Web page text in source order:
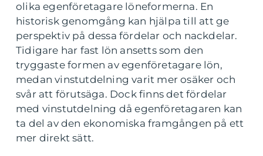
olika egenföretagare löneformerna. En
historisk genomgång kan hjälpa till att ge
perspektiv på dessa fördelar och nackdelar.
Tidigare har fast lön ansetts som den
tryggaste formen av egenföretagare lön,
medan vinstutdelning varit mer osäker och
svår att förutsäga. Dock finns det fördelar
med vinstutdelning då egenföretagaren kan
ta del av den ekonomiska framgången på ett
mer direkt sätt.